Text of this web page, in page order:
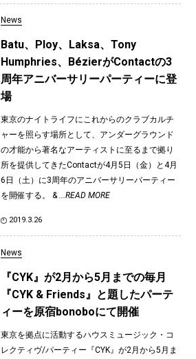
News
Batu、Ploy、Laksa、Tony
Humphries、BézierがContactの3
周年アニバーサリーパーティーに登
場
東京のナイトライフにこれからのクラブカルチ
ャーを照らす場所として、アンダーグラウンド
の才能から著名なアーティストに至るまで拠り
所を提供してきたContactが4月5日（金）と4月
6日（土）に3周年のアニバーサリーパーティー
を開催する。 &...READ MORE
2019.3.26
News
『CYK』が2月から5月までの毎月
『CYK & Friends』と題したパーテ
ィーを原宿bonoboにて開催
東京を拠点に活動するハウスミュージック・コ
レクティヴ/パーティー『CYK』が2月から5月ま